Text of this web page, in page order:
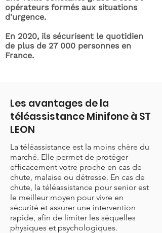
opérateurs formés aux situations
d'urgence.
En 2020, ils sécurisent le quotidien
de plus de 27 000 personnes en
France.
Les avantages de la
téléassistance Minifone à ST
LEON
La téléassistance est la moins chère du
marché. Elle permet de protéger
efficacement votre proche en cas de
chute, malaise ou détresse. En cas de
chute, la téléassistance pour senior est
le meilleur moyen pour vivre en
sécurité et assurer une intervention
rapide, afin de limiter les séquelles
physiques et psychologiques.